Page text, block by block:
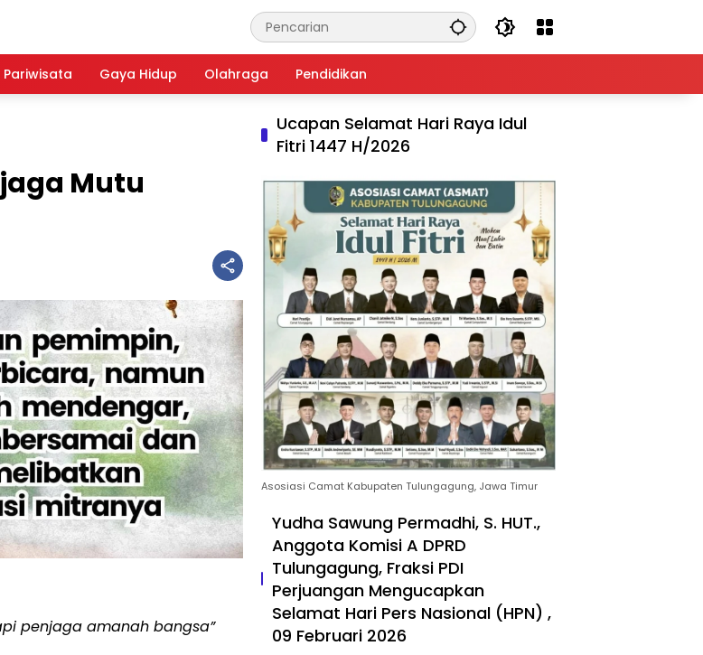
Pariwisata Gaya Hidup Olahraga Pendidikan
Mutu
penjaga amanah bangsa”
Ucapan Selamat Hari Raya Idul
Fitri 1447 H/2026
Asosiasi Camat Kabupaten Tulungagung, Jawa Timur
Yudha Sawung Permadhi, S. HUT.,
Anggota Komisi A DPRD
Tulungagung, Fraksi PDI
Perjuangan Mengucapkan
Selamat Hari Pers Nasional (HPN) ,
09 Februari 2026